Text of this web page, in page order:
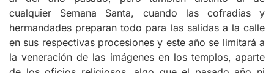
cualquier Semana Santa, cuando las cofradías y
hermandades preparan todo para las salidas a la calle
en sus respectivas procesiones y este año se limitará a
la veneración de las imágenes en los templos, aparte